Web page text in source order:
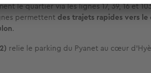
le quartier via les lignes 17, 39, 16 et
permettent des trajets rapides vers
.
relie le parking du Pyanet au cœur